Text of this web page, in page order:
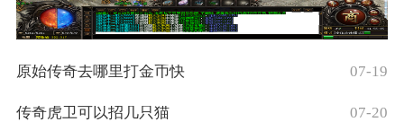
原始传奇去哪里打金币快 07-19
传奇虎卫可以招几只猫 07-20